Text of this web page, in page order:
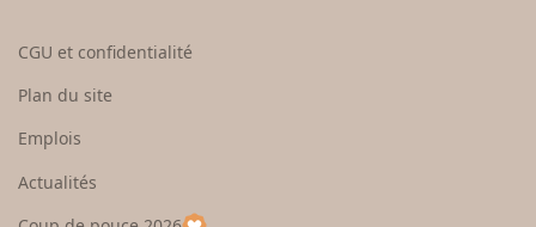
e
u
CGU et confidentialité
Plan du site
Emplois
Actualités